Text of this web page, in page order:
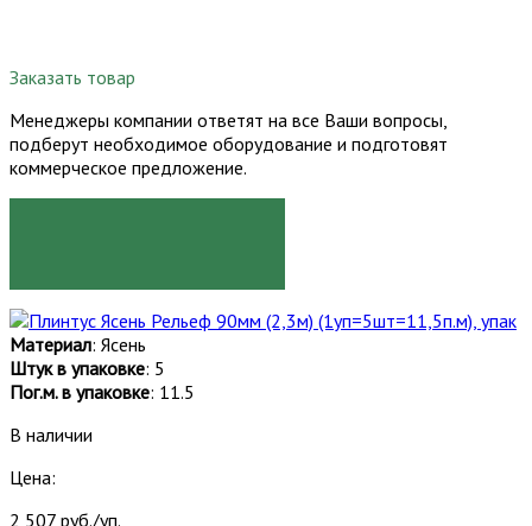
Заказать товар
Менеджеры компании ответят на все Ваши вопросы,
подберут необходимое оборудование и подготовят
коммерческое предложение.
Материал: Ясень
Штук в упаковке: 5
Пог.м. в упаковке: 11.5
В наличии
Цена:
2 507 руб./уп.